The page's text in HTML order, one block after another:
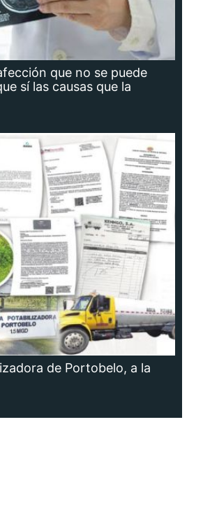
que no se puede
sí las causas que la
de Portobelo, a la